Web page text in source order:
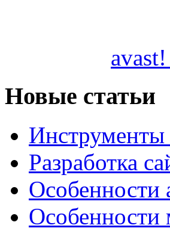
Новые статьи
Инструменты
Разработка
Особенности
Особенности